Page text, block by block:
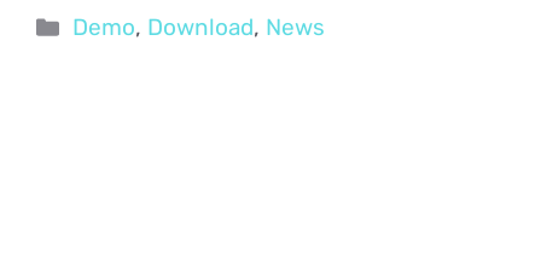
Categorie
Demo, Download, News